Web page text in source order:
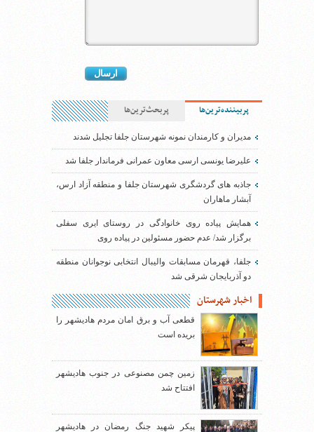
پربیننده‌ترین‌ها پربحث‌ترین‌ها
مدیران و کارمندان نمونه شهرستان جلفا تجلیل شدند
علیرضا یونسی ارسی معاون عمرانی فرماندار جلفا شد
جاذبه های گردشگری شهرستان جلفا و منطقه آزاد ارس،
آبشار ماهاران
همایش پیاده روی خانوادگی در روستای ایری سفلی
برگزار شد/ عدم حضور مسئولین در پیاده روی
جلفا، قهرمان مسابقات والیبال انتخابی نوجوانان منطقه
دو آذربایجان شرقی شد
اخبار شهرستان
قطعی آب و برق امان مردم هادیشهر را
بریده است
زمین چمن مصنوعی در جنوب هادیشهر
افتتاح شد
پیکر شهید جنگ رمضان در هادیشهر